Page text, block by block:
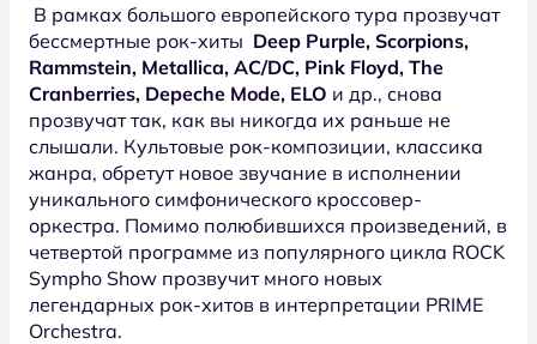
В рамках большого европейского тура прозвучат
бессмертные рок-хиты Deep Purple, Scorpions,
Rammstein, Metallica, AC/DC, Pink Floyd, The
Cranberries, Depeche Mode, ELO и др., снова
прозвучат так, как вы никогда их раньше не
слышали. Культовые рок-композиции, классика
жанра, обретут новое звучание в исполнении
уникального симфонического кроссовер-
оркестра. Помимо полюбившихся произведений, в
четвертой программе из популярного цикла ROCK
Sympho Show прозвучит много новых
легендарных рок-хитов в интерпретации PRIME
Orchestra.